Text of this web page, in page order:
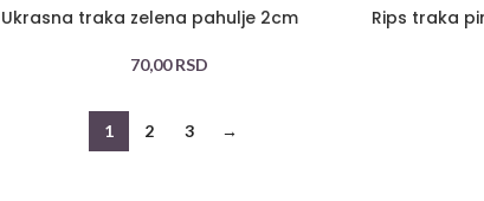
Ukrasna traka zelena pahulje 2cm
70,00RSD
Rips traka
1 2 3 →